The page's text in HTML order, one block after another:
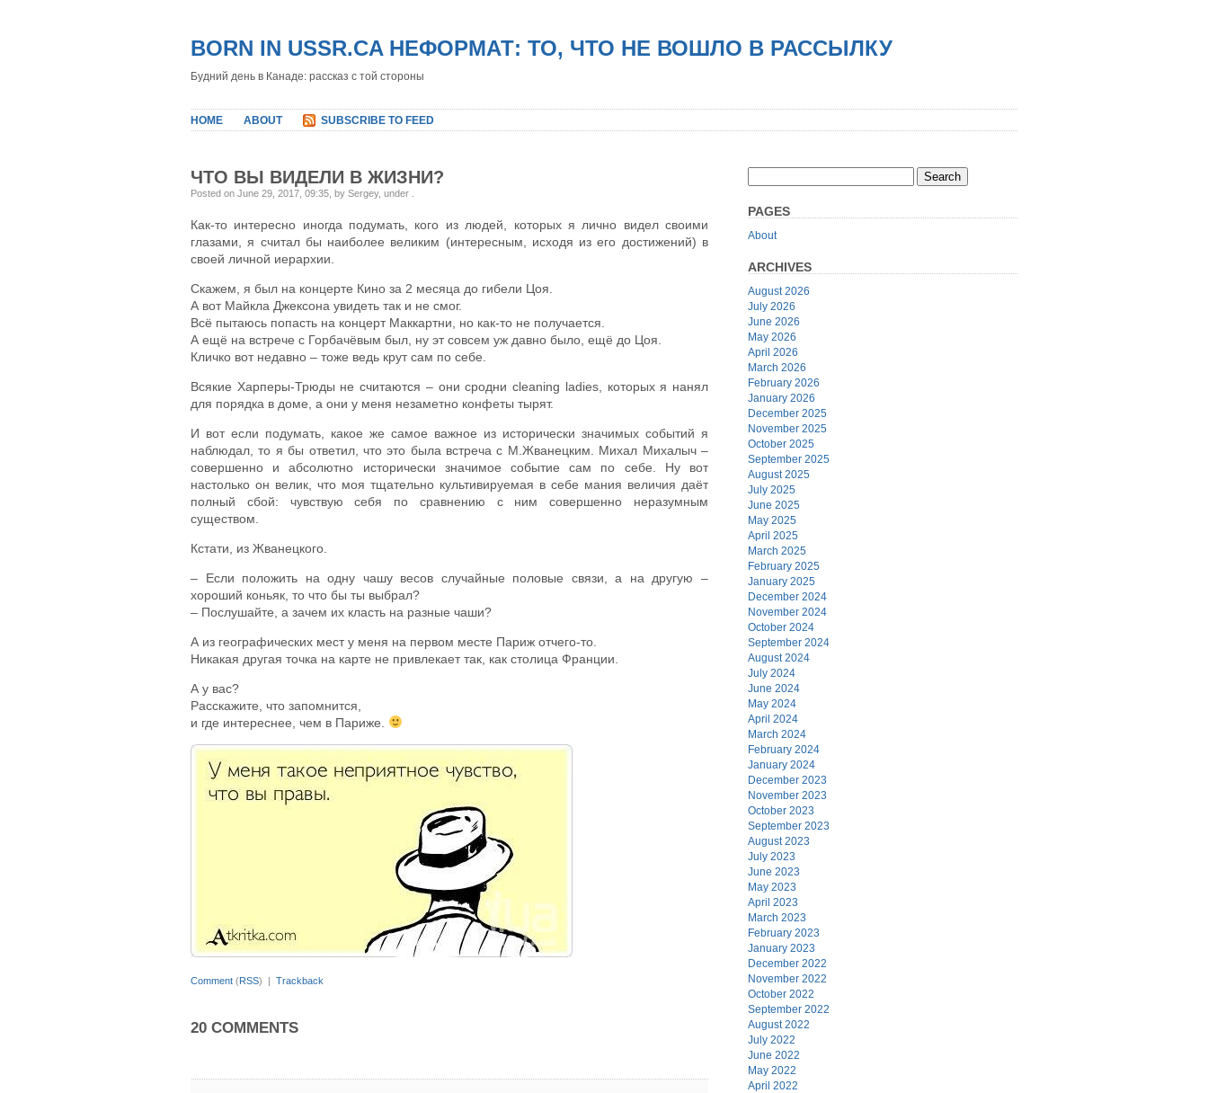
BORN IN USSR.CA НЕФОРМАТ: ТО, ЧТО НЕ ВОШЛО В РАССЫЛКУ
Будний день в Канаде: рассказ с той стороны
HOME ABOUT SUBSCRIBE TO FEED
ЧТО ВЫ ВИДЕЛИ В ЖИЗНИ?
Posted on June 29, 2017, 09:35, by Sergey, under
Как-то интересно иногда подумать, кого из людей, которых я лично видел своими
глазами, я считал бы наиболее великим (интересным, исходя из его достижений) в
своей личной иерархии.
Скажем, я был на концерте Кино за 2 месяца до гибели Цоя.
А вот Майкла Джексона увидеть так и не смог.
Всё пытаюсь попасть на концерт Маккартни, но как-то не получается.
А ещё на встрече с Горбачёвым был, ну эт совсем уж давно было, ещё до Цоя.
Кличко вот недавно – тоже ведь крут сам по себе.
Всякие Харперы-Трюды не считаются – они сродни cleaning ladies, которых я нанял
для порядка в доме, а они у меня незаметно конфеты тырят.
И вот если подумать, какое же самое важное из исторически значимых событий я
наблюдал, то я бы ответил, что это была встреча с М.Жванецким. Михал Михалыч –
совершенно и абсолютно исторически значимое событие сам по себе. Ну вот
настолько он велик, что моя тщательно культивируемая в себе мания величия даёт
полный сбой: чувствую себя по сравнению с ним совершенно неразумным
существом.
Кстати, из Жванецкого.
– Если положить на одну чашу весов случайные половые связи, а на другую –
хороший коньяк, то что бы ты выбрал?
– Послушайте, а зачем их класть на разные чаши?
А из географических мест у меня на первом месте Париж отчего-то.
Никакая другая точка на карте не привлекает так, как столица Франции.
А у вас?
Расскажите, что запомнится,
и где интереснее, чем в Париже.
Comment (RSS) | Trackback
20 COMMENTS
PAGES
About
ARCHIVES
August 2026
July 2026
June 2026
May 2026
April 2026
March 2026
February 2026
January 2026
December 2025
November 2025
October 2025
September 2025
August 2025
July 2025
June 2025
May 2025
April 2025
March 2025
February 2025
January 2025
December 2024
November 2024
October 2024
September 2024
August 2024
July 2024
June 2024
May 2024
April 2024
March 2024
February 2024
January 2024
December 2023
November 2023
October 2023
September 2023
August 2023
July 2023
June 2023
May 2023
April 2023
March 2023
February 2023
January 2023
December 2022
November 2022
October 2022
September 2022
August 2022
July 2022
June 2022
May 2022
April 2022